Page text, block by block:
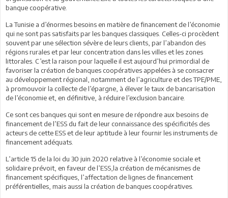
banque coopérative.
La Tunisie a d’énormes besoins en matière de financement de l’économie
qui ne sont pas satisfaits par les banques classiques. Celles-ci procèdent
souvent par une sélection sévère de leurs clients, par l’abandon des
régions rurales et par leur concentration dans les villes et les zones
littorales. C’est la raison pour laquelle il est aujourd’hui primordial de
favoriser la création de banques coopératives appelées à se consacrer
au développement régional, notamment de l’agriculture et des TPE/PME,
à promouvoir la collecte de l’épargne, à élever le taux de bancarisation
de l’économie et, en définitive, à réduire l’exclusion bancaire.
Ce sont ces banques qui sont en mesure de répondre aux besoins de
financement de l’ESS du fait de leur connaissance des spécificités des
acteurs de cette ESS et de leur aptitude à leur fournir les instruments de
financement adéquats.
L’article 15 de la loi du 30 juin 2020 relative à l’économie sociale et
solidaire prévoit, en faveur de l’ESS,la création de mécanismes de
financement spécifiques, l’affectation de lignes de financement
préférentielles, mais aussi la création de banques coopératives.